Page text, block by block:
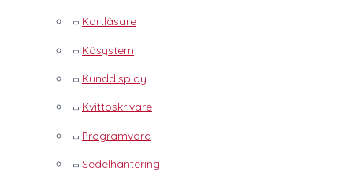
Kortläsare
Kösystem
Kunddisplay
Kvittoskrivare
Programvara
Sedelhantering